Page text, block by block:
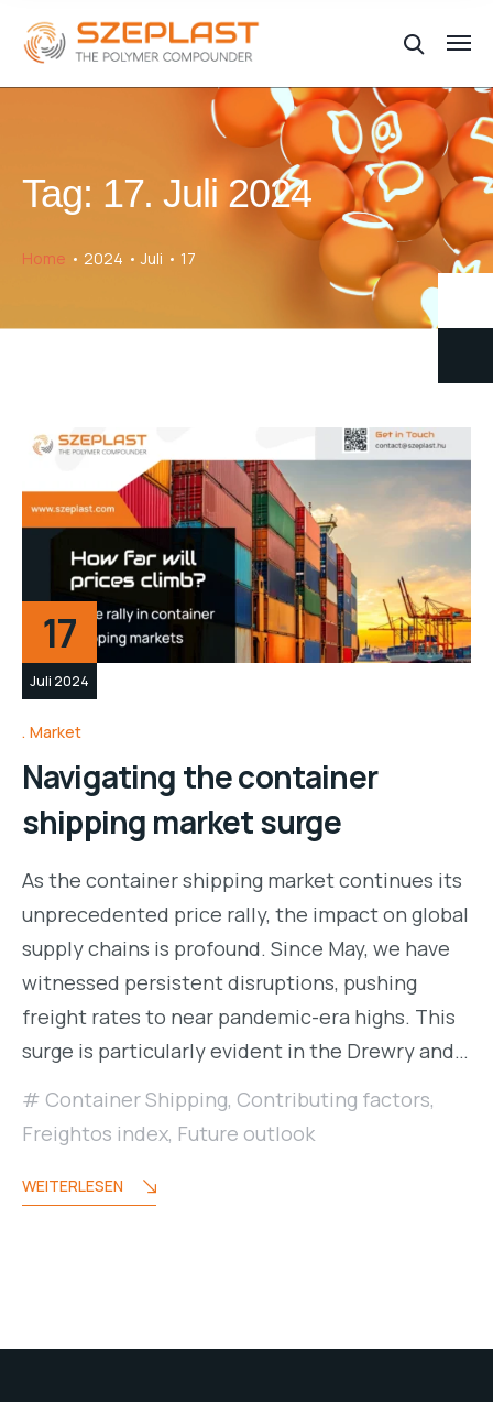
Tag: 17. Juli 2024
Home 2024 Juli 17
17
Juli 2024
Market
Navigating the container
shipping market surge
As the container shipping market continues its
unprecedented price rally, the impact on global
supply chains is profound. Since May, we have
witnessed persistent disruptions, pushing
freight rates to near pandemic-era highs. This
surge is particularly evident in the Drewry and…
Container Shipping, Contributing factors,
Freightos index, Future outlook
WEITERLESEN